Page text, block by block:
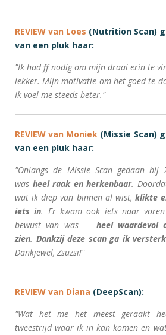
REVIEW van Loes (Nutrition Scan)
van een pluk haar:
"Ik had ff nodig om mijn draai erin te
lekker. Mijn motivatie om het goed te
Ik voel me steeds beter."
REVIEW van Moniek (Missie Scan)
van een pluk haar:
"Onlangs de Missie Scan gedaan bij
was heel raak en herkenbaar.
wat ik diep van binnen al wist, klikte
iets in. Er kwam ook iets naar
bewust van was — heel
zien. Dankzij deze scan ga ik
Dankjewel, Zsuzsi!"
REVIEW van Diana (DeepScan):
"Wat het me het meest geraakt
tweestrijd waar ik in kan komen en